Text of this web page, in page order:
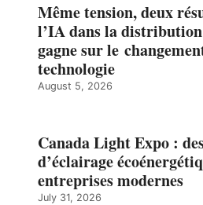
Même tension, deux
l’IA dans la
gagne sur le
technologie
August 5, 2026
Canada Light Expo :
d’éclairage
entreprises modernes
July 31, 2026